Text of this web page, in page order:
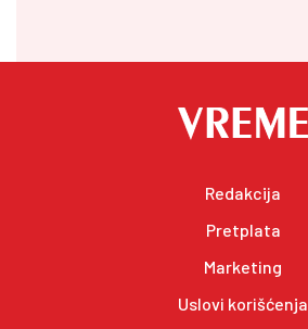
Redakcija
Pretplata
Marketing
Uslovi korišćenja